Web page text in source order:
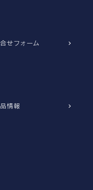
せフォーム
情報